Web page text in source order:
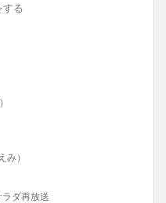
する
）
ダ再放送